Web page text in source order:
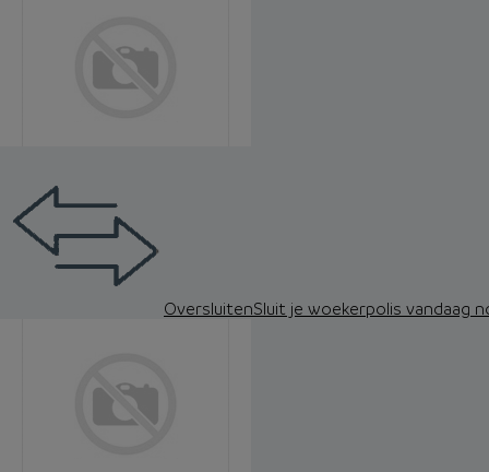
OversluitenSluit je woekerpolis vandaag